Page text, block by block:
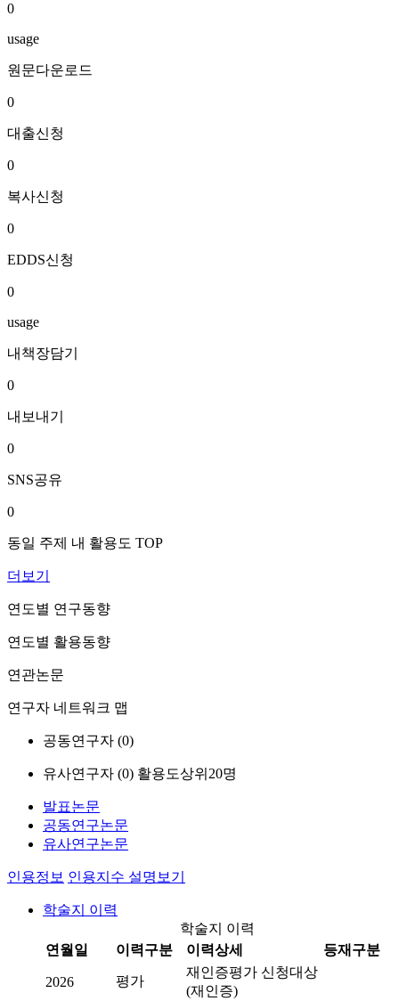
0
usage
원문다운로드
0
대출신청
0
복사신청
0
EDDS신청
0
usage
내책장담기
0
내보내기
0
SNS공유
0
동일 주제 내 활용도 TOP
더보기
연도별 연구동향
연도별 활용동향
연관논문
연구자 네트워크 맵
공동연구자 (0)
유사연구자 (0) 활용도상위20명
발표논문
공동연구논문
유사연구논문
인용정보 인용지수 설명보기
학술지 이력
학술지 이력
연월일
이력구분 이력상세 등재구분
2026 평가
재인증평가 신청대상
(재인증)